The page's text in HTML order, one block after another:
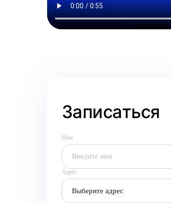
Записаться
Имя
Адрес
Выберите адрес